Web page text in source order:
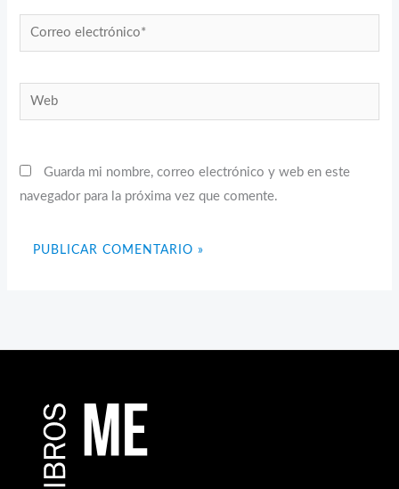
Correo
electrónico*
Web
Guarda mi nombre, correo electrónico y web en este
navegador para la próxima vez que comente.